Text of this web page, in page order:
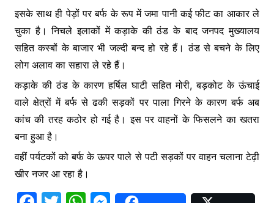
इसके साथ ही पेड़ों पर बर्फ के रूप में जमा पानी कई फीट का आकार ले
चुका है। निचले इलाकों में कड़ाके की ठंड के बाद जनपद मुख्यालय
सहित कस्बों के बाजार भी जल्दी बन्द हो रहे हैं। ठंड से बचने के लिए
लोग अलाव का सहारा ले रहे हैं।
कड़ाके की ठंड के कारण हर्षिल घाटी सहित मोरी, बड़कोट के ऊंचाई
वाले क्षेत्रों में बर्फ से ढकी सड़कों पर पाला गिरने के कारण बर्फ अब
कांच की तरह कठोर हो गई है। इस पर वाहनों के फिसलने का खतरा
बना हुआ है।
वहीं पर्यटकों को बर्फ के ऊपर पाले से पटी सड़कों पर वाहन चलाना टेढ़ी
खीर नजर आ रहा है।